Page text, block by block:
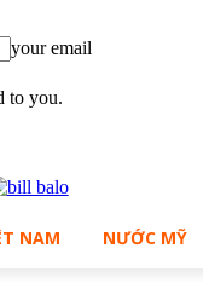
your email
to you.
NAM NƯỚC MỸ